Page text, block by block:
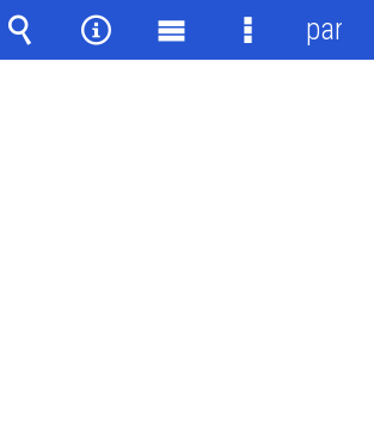
Wyszukiwarka
Narzędzia
Menu Menu
panel